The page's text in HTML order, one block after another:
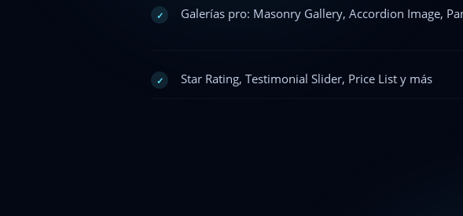
✓ Galerías pro: Masonry Gallery, Accordion Image,
✓ Star Rating, Testimonial Slider, Price List y más